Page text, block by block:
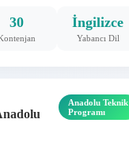
30 İngilizce
Yabancı Dil
Anadolu Teknik
Programı